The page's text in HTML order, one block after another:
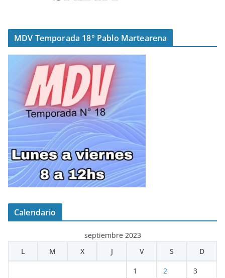
MDV Temporada 18° Pablo Martearena
Calendario
septiembre 2023
L
M X J V S D
1 2 3